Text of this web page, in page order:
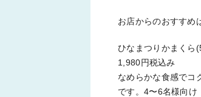
お店からのおすすめ
ひなまつりかまくら
1,980円税込み
なめらかな食感でコ
です。4〜6名様向け